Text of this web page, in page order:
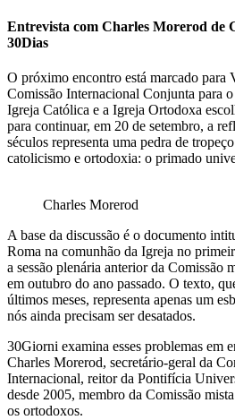
Entrevista com Charles Morerod de
30Dias
O próximo encontro está marcado para
Comissão Internacional Conjunta para
Igreja Católica e a Igreja Ortodoxa
para continuar, em 20 de setembro, a
séculos representa uma pedra de
catolicismo e ortodoxia: o primado
Charles Morerod
A base da discussão é o documento
Roma na comunhão da Igreja no
a sessão plenária anterior da Comissão
em outubro do ano passado. O texto,
últimos meses, representa apenas um
nós ainda precisam ser desatados.
30Giorni examina esses problemas em
Charles Morerod, secretário-geral da
Internacional, reitor da Pontifícia
desde 2005, membro da Comissão
os ortodoxos.